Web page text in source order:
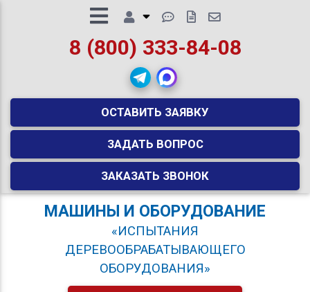
8 (800) 333-84-08
ОСТАВИТЬ ЗАЯВКУ
ЗАДАТЬ ВОПРОС
ЗАКАЗАТЬ ЗВОНОК
МАШИНЫ И ОБОРУДОВАНИЕ
«ИСПЫТАНИЯ
ДЕРЕВООБРАБАТЫВАЮЩЕГО
ОБОРУДОВАНИЯ»